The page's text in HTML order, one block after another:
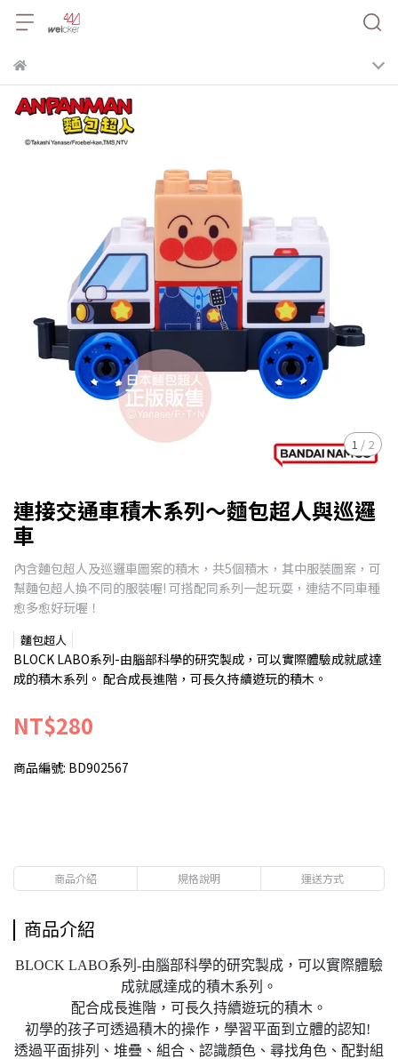
1 / 2
連接交通車積木系列～麵包超人與巡邏
車
內含麵包超人及巡邏車圖案的積木，共5個積木，其中服裝圖案，可
幫麵包超人換不同的服裝喔! 可搭配同系列一起玩耍，連結不同車種
愈多愈好玩喔！
麵包超人
BLOCK LABO系列-由腦部科學的研究製成，可以實際體驗成就感達
成的積木系列。 配合成長進階，可長久持續遊玩的積木。
NT$280
商品編號: BD902567
商品介紹 規格說明 運送方式
商品介紹
BLOCK LABO系列-由腦部科學的研究製成，可以實際體驗
成就感達成的積木系列。
配合成長進階，可長久持續遊玩的積木。
初學的孩子可透過積木的操作，學習平面到立體的認知!
透過平面排列、堆疊、組合、認識顏色、尋找角色、配對組